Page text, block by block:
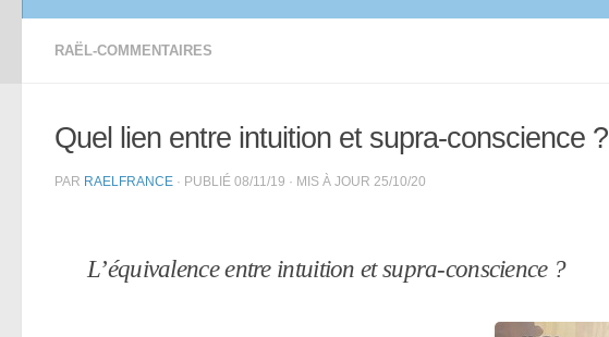
RAËL-COMMENTAIRES
Quel lien entre intuition et supra-conscience ?
PAR RAELFRANCE · PUBLIÉ 08/11/19 · MIS À JOUR 25/10/20
L’équivalence entre intuition et supra-conscience ?